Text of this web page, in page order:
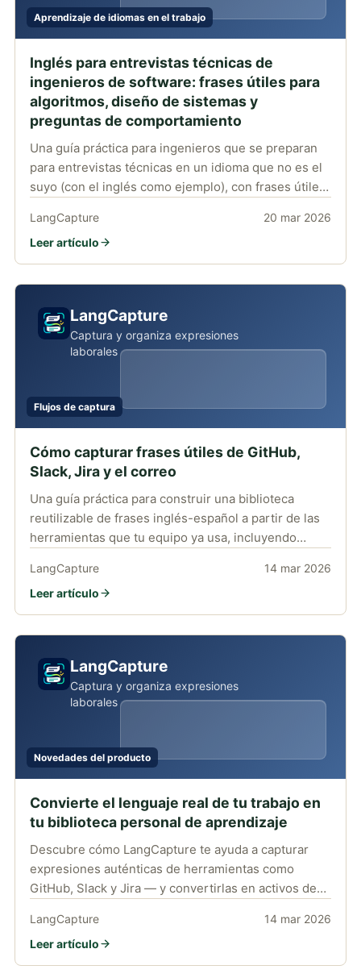
Aprendizaje de idiomas en el trabajo
Inglés para entrevistas técnicas de
ingenieros de software: frases útiles para
algoritmos, diseño de sistemas y
preguntas de comportamiento
Una guía práctica para ingenieros que se preparan
para entrevistas técnicas en un idioma que no es el
suyo (con el inglés como ejemplo), con frases útiles
comportamiento. Funciona para cualquier par de
idiomas.
LangCapture
20 mar 2026
Leer artículo
LangCapture
Captura y organiza expresiones
laborales
Flujos de captura
Cómo capturar frases útiles de GitHub,
Slack, Jira y el correo
Una guía práctica para construir una biblioteca
reutilizable de frases inglés-español a partir de las
herramientas que tu equipo ya usa, incluyendo
tokens de API.
LangCapture
14 mar 2026
Leer artículo
LangCapture
Captura y organiza expresiones
laborales
Novedades del producto
Convierte el lenguaje real de tu trabajo en
tu biblioteca personal de aprendizaje
Descubre cómo LangCapture te ayuda a capturar
expresiones auténticas de herramientas como
GitHub, Slack y Jira — y convertirlas en activos de
LangCapture
14 mar 2026
Leer artículo